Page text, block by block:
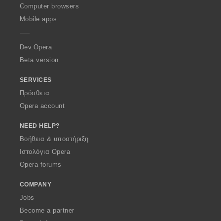
O
p
a
Computer browsers
Mobile apps
Dev.Opera
Beta version
SERVICES
Πρόσθετα
Opera account
NEED HELP?
Βοήθεια & υποστήριξη
Ιστολόγια Opera
Opera forums
COMPANY
Jobs
Become a partner